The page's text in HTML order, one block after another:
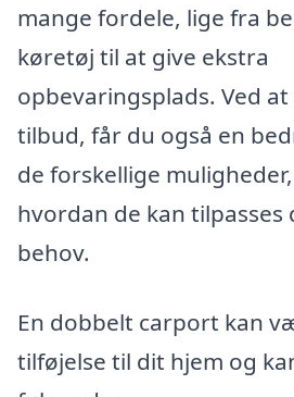
mange fordele, lige fra
køretøj til at give ekstra
opbevaringsplads. Ved
tilbud, får du også en
de forskellige
hvordan de kan tilpasses
behov.
En dobbelt carport kan
tilføjelse til dit hjem og